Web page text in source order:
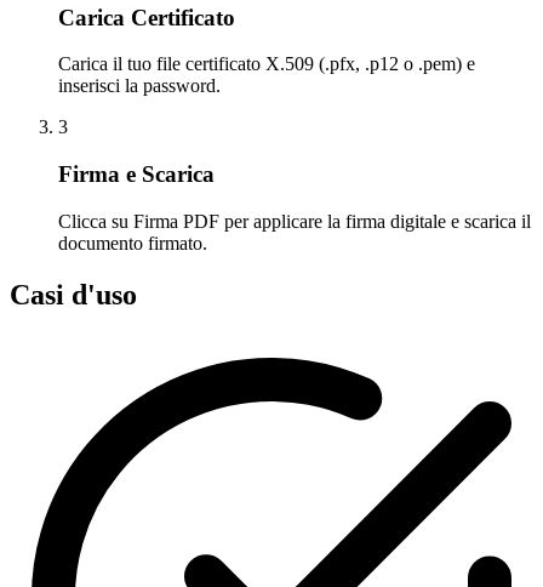
Carica Certificato
Carica il tuo file certificato X.509 (.pfx, .p12 o .pem) e
inserisci la password.
3
Firma e Scarica
Clicca su Firma PDF per applicare la firma digitale e scarica il
documento firmato.
Casi d'uso